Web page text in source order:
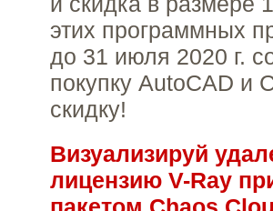
этих программных
до 31 июля 2020 г.
покупку AutoCAD и
скидку!
Визуализируй
лицензию V-Ray